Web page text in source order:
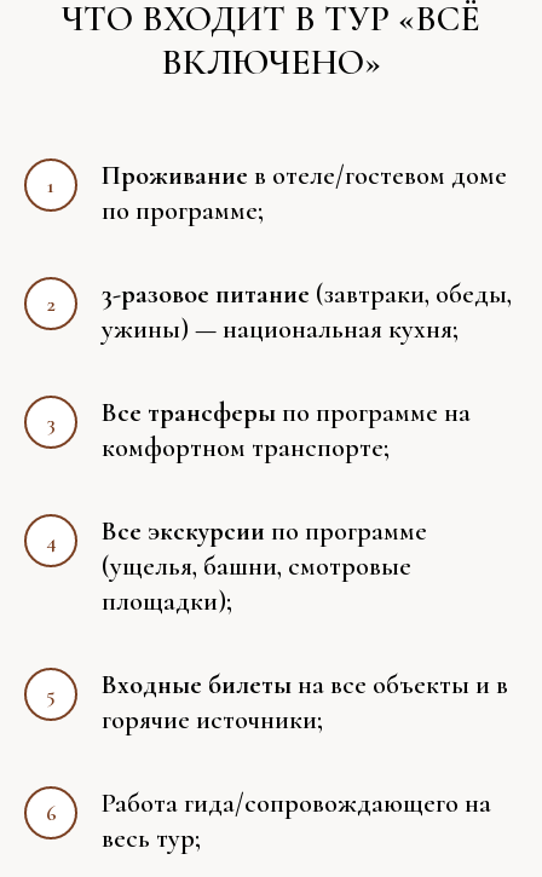
ЧТО ВХОДИТ В ТУР «ВСЁ
ВКЛЮЧЕНО»
Проживание в отеле/гостевом доме
по программе;
3-разовое питание (завтраки, обеды,
ужины) — национальная кухня;
Все трансферы по программе на
комфортном транспорте;
Все экскурсии по программе
(ущелья, башни, смотровые
площадки);
Входные билеты на все объекты и в
горячие источники;
Работа гида/сопровождающего на
весь тур;